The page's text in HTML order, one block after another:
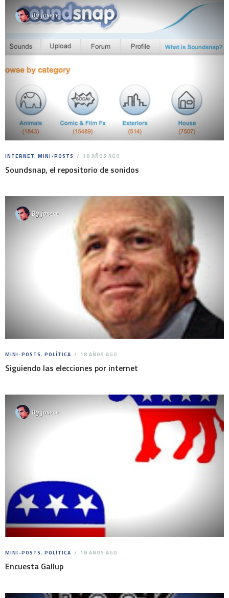
Byjosece
INTERNET, MINI-POSTS 18 AÑOS AGO
Soundsnap, el repositorio de sonidos
By josece
MINI-POSTS, POLÍTICA 18 AÑOS AGO
Siguiendo las elecciones por internet
By josece
MINI-POSTS, POLÍTICA 18 AÑOS AGO
Encuesta Gallup